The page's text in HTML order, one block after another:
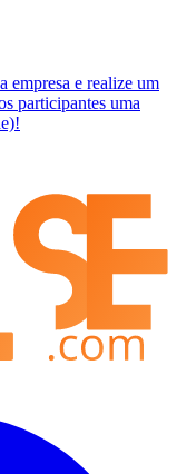
empresa e realize um
participantes uma